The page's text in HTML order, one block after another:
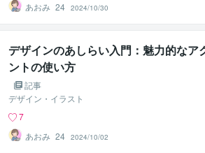
あおみ_24 2024/10/30
デザインのあしらい入門：魅力的なア
ントの使い方
記事
デザイン・イラスト
7
あおみ_24 2024/10/02